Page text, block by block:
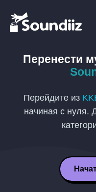
Перенести
Перейдите из
начиная с нуля.